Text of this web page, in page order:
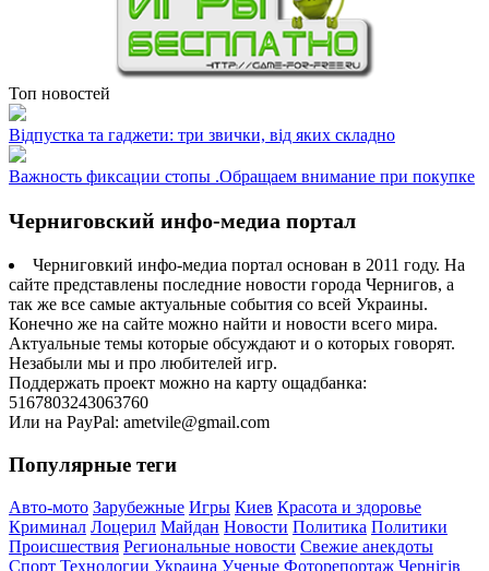
Топ новостей
Відпустка та гаджети: три звички, від яких складно
Важность фиксации стопы .Обращаем внимание при покупке
Черниговский инфо-медиа портал
Черниговкий инфо-медиа портал основан в 2011 году. На
сайте представлены последние новости города Чернигов, а
так же все самые актуальные события со всей Украины.
Конечно же на сайте можно найти и новости всего мира.
Актуальные темы которые обсуждают и о которых говорят.
Незабыли мы и про любителей игр.
Поддержать проект можно на карту ощадбанка:
5167803243063760
Или на PayPal: ametvile@gmail.com
Популярные теги
Авто-мото Зарубежные Игры Киев Красота и здоровье
Криминал Лоцерил Майдан Новости Политика Политики
Происшествия Региональные новости Свежие анекдоты
Спорт Технологии Украина Ученые Фоторепортаж Чернігів